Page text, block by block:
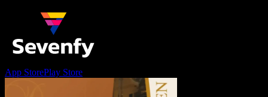
App StorePlay Store